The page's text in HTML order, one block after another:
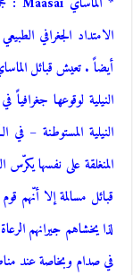
الامتداد الجغرافي
أيضاً . تعيش قبائل
النيلية لوقوعها جغرافياً
النيلية المستوطنة – في
المنغلقة على نفسها
قبائل مسالمة إلا أنّهم
لذا يخشاهم جيرانهم
في صدام وبخاصة عند